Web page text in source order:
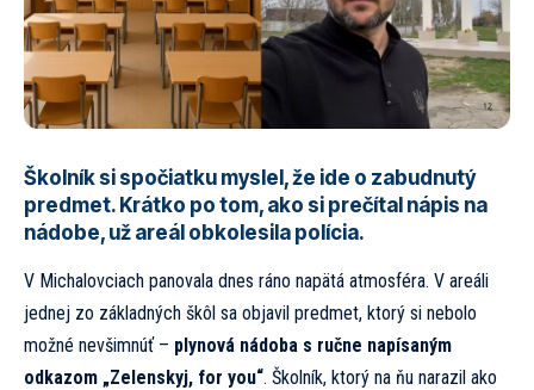
Školník si spočiatku myslel, že ide o zabudnutý
predmet. Krátko po tom, ako si prečítal nápis na
nádobe, už areál obkolesila polícia.
V Michalovciach panovala dnes ráno napätá atmosféra. V areáli
jednej zo základných škôl sa objavil predmet, ktorý si nebolo
možné nevšimnúť – plynová nádoba s ručne napísaným
odkazom „Zelenskyj, for you“. Školník, ktorý na ňu narazil ako